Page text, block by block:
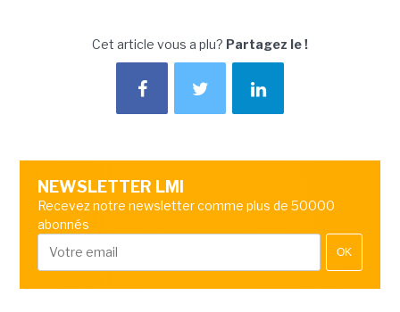
Cet article vous a plu? Partagez le !
NEWSLETTER LMI
Recevez notre newsletter comme plus de 50000
abonnés
OK